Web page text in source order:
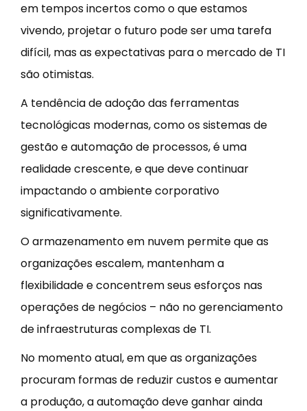
em tempos incertos como o que estamos
vivendo, projetar o futuro pode ser uma tarefa
difícil, mas as expectativas para o mercado de TI
são otimistas.
A tendência de adoção das ferramentas
tecnológicas modernas, como os sistemas de
gestão e automação de processos, é uma
realidade crescente, e que deve continuar
impactando o ambiente corporativo
significativamente.
O armazenamento em nuvem permite que as
organizações escalem, mantenham a
flexibilidade e concentrem seus esforços nas
operações de negócios – não no gerenciamento
de infraestruturas complexas de TI.
No momento atual, em que as organizações
procuram formas de reduzir custos e aumentar
a produção, a automação deve ganhar ainda